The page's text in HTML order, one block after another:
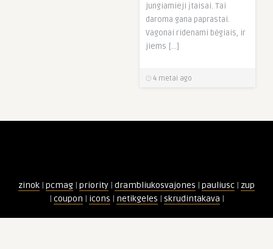
jungiamieji įtaisai. Tai
daroma gana paprastai.
Vagonai ridenami bėgiais, ir
jiems […]
4 metai ago
zinok | pcmag | priority | drambliukosvajones | pauliusc | zup
| coupon | icons | netikgeles | skrudintakava |